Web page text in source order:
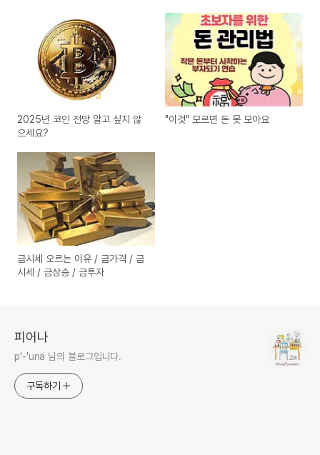
2025년 코인 전망 알고 싶지 않
으세요?
"이것" 모르면 돈 못 모아요
금시세 오르는 이유 / 금가격 / 금
시세 / 금상승 / 금투자
피어나
p'-'una 님의 블로그입니다.
구독하기